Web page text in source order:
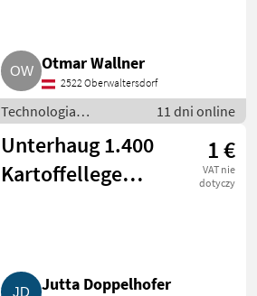
Otmar Wallner
2522 Oberwaltersdorf
Technologia
ziemniaczana / Inne
rozwiązania
technologiczne dla
ziemniaków
11 dni online
Unterhaug 1.400
Kartoffellegemaschine
1 €
VAT nie
dotyczy
Jutta Doppelhofer